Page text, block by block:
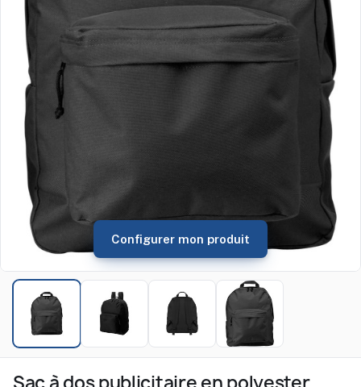
Configurer mon produit